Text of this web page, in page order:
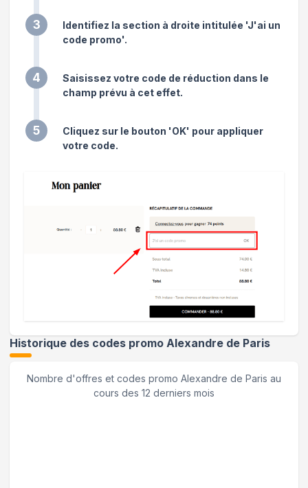
3
Identifiez la section à droite intitulée 'J'ai un
code promo'.
4
Saisissez votre code de réduction dans le
champ prévu à cet effet.
5
Cliquez sur le bouton 'OK' pour appliquer
votre code.
Historique des codes promo Alexandre de Paris
Nombre d'offres et codes promo Alexandre de Paris au
cours des 12 derniers mois